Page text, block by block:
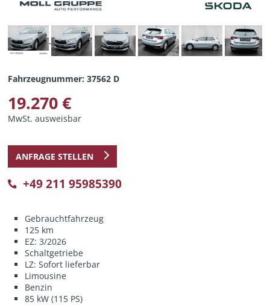
Fahrzeugnummer: 37562 D
19.270 €
MwSt. ausweisbar
ANFRAGE STELLEN
+49 211 95985390
Gebrauchtfahrzeug
125 km
EZ: 3/2026
Schaltgetriebe
LZ: Sofort lieferbar
Limousine
Benzin
85 kW (115 PS)